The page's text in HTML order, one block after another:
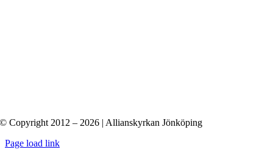
© Copyright 2012 – 2026 | Allianskyrkan Jönköping
Page load link